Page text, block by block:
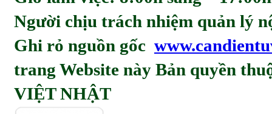
Người chịu trách nhiệm quản lý
Ghi rỏ nguồn gốc
trang Website này Bản quyền
VIỆT NHẬT